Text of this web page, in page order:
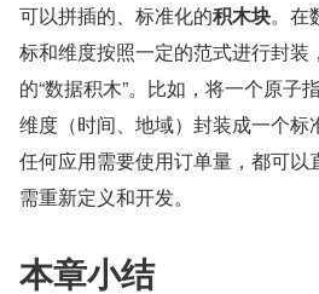
可以拼插的、标准化的积木块。在
标和维度按照一定的范式进行封装
的“数据积木”。比如，将一个原子
维度（时间、地域）封装成一个标
任何应用需要使用订单量，都可以
需重新定义和开发。
本章小结